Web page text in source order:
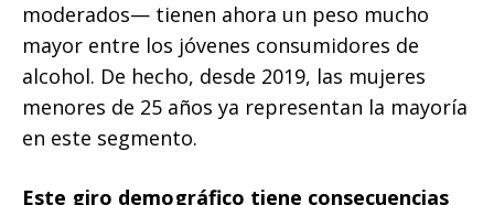
moderados— tienen ahora un peso mucho
mayor entre los jóvenes consumidores de
alcohol. De hecho, desde 2019, las mujeres
menores de 25 años ya representan la mayoría
en este segmento.
Este giro demográfico tiene consecuencias